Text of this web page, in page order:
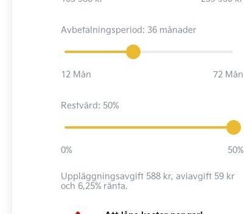
Avbetalningsperiod: 36 månader
12 Mån 72 Mån
Restvärd: 50%
0% 50%
Uppläggningsavgift 588 kr, aviavgift 59 kr
och 6,25% ränta.